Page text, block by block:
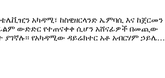
አካዳሚ፣ ከስዊዘርላንድ ኤምባሲ እና ከጀርመን
ፊልም ውድድር የተጠናቀቀ ሲሆን አሸናፊዎች በመጪው
የአካዳሚው ዳይሬክተር አቶ አብርሃም ኃይሌ…